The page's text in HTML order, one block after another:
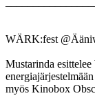
WÄRK:fest
Mustarinda
myös Kinobox